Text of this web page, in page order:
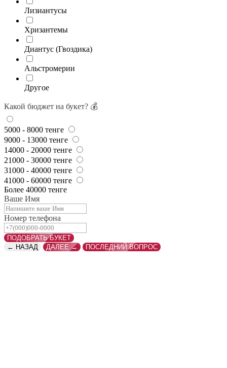
Лизиантусы
Хризантемы
Диантус (Гвоздика)
Альстромерии
Другое
Какой бюджет на букет? 💰
5000 - 8000 тенге
9000 - 13000 тенге
14000 - 20000 тенге
21000 - 30000 тенге
31000 - 40000 тенге
41000 - 60000 тенге
Более 40000 тенге
Ваше Имя
Номер телефона
ПОДОБРАТЬ БУКЕТ
← НАЗАД
ДАЛЕЕ → ПОСЛЕДНИЙ ВОПРОС